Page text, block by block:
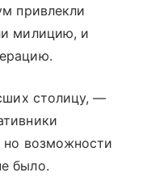
привлекли
милицию, и
столицу, —
но возможности
было.